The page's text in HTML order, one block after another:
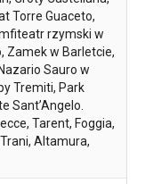
Torre Guaceto,
rzymski w
Zamek w Barletcie,
Sauro w
Tremiti, Park
Sant’Angelo.
Tarent, Foggia,
Altamura,